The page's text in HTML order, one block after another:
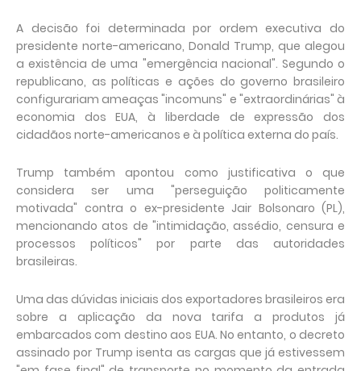
A decisão foi determinada por ordem executiva do
presidente norte-americano, Donald Trump, que alegou
a existência de uma "emergência nacional". Segundo o
republicano, as políticas e ações do governo brasileiro
configurariam ameaças "incomuns" e "extraordinárias" à
economia dos EUA, à liberdade de expressão dos
cidadãos norte-americanos e à política externa do país.
Trump também apontou como justificativa o que
considera ser uma "perseguição politicamente
motivada" contra o ex-presidente Jair Bolsonaro (PL),
mencionando atos de "intimidação, assédio, censura e
processos políticos" por parte das autoridades
brasileiras.
Uma das dúvidas iniciais dos exportadores brasileiros era
sobre a aplicação da nova tarifa a produtos já
embarcados com destino aos EUA. No entanto, o decreto
assinado por Trump isenta as cargas que já estivessem